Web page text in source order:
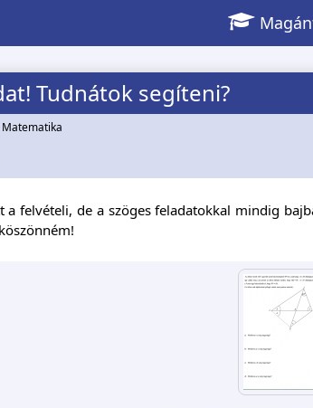
Tudnátok segíteni?
Matematika
a felvételi, de a szöges feladatokkal mindig